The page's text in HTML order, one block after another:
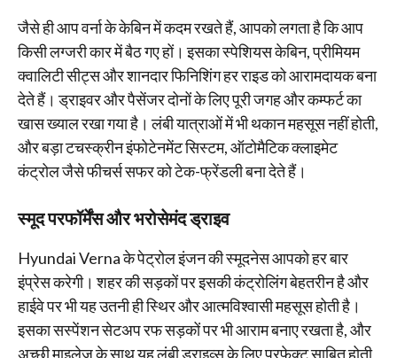
जैसे ही आप वर्ना के केबिन में कदम रखते हैं, आपको लगता है कि आप
किसी लग्जरी कार में बैठ गए हों। इसका स्पेशियस केबिन, प्रीमियम
क्वालिटी सीट्स और शानदार फिनिशिंग हर राइड को आरामदायक बना
देते हैं। ड्राइवर और पैसेंजर दोनों के लिए पूरी जगह और कम्फर्ट का
खास ख्याल रखा गया है। लंबी यात्राओं में भी थकान महसूस नहीं होती,
और बड़ा टचस्क्रीन इंफोटेनमेंट सिस्टम, ऑटोमैटिक क्लाइमेट
कंट्रोल जैसे फीचर्स सफर को टेक-फ्रेंडली बना देते हैं।
स्मूद परफॉर्मेंस और भरोसेमंद ड्राइव
Hyundai Verna के पेट्रोल इंजन की स्मूदनेस आपको हर बार
इंप्रेस करेगी। शहर की सड़कों पर इसकी कंट्रोलिंग बेहतरीन है और
हाईवे पर भी यह उतनी ही स्थिर और आत्मविश्वासी महसूस होती है।
इसका सस्पेंशन सेटअप रफ सड़कों पर भी आराम बनाए रखता है, और
अच्छी माइलेज के साथ यह लंबी ड्राइव्स के लिए परफेक्ट साबित होती